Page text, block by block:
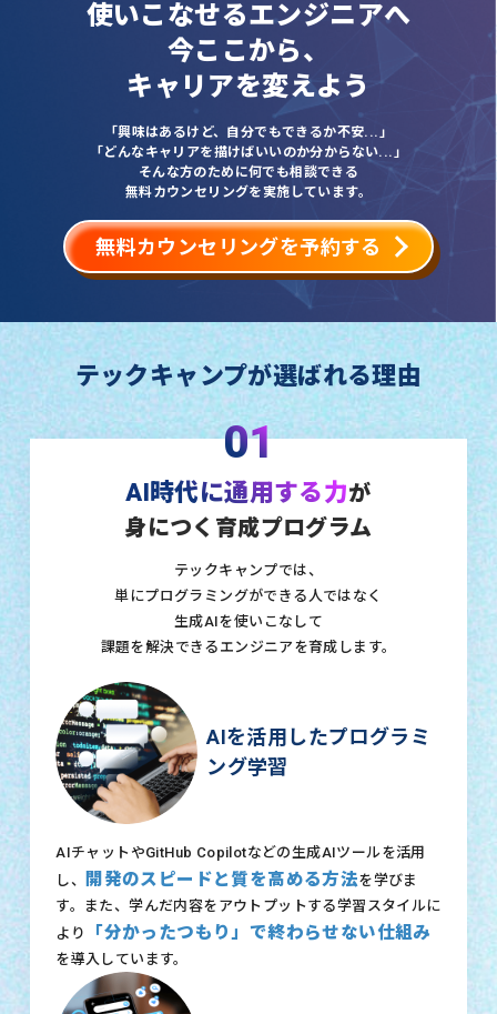
使いこなせるエンジニアへ
今ここから、
キャリアを変えよう
「興味はあるけど、自分でもできるか不安...」
「どんなキャリアを描けばいいのか分からない...」
そんな方のために何でも相談できる
無料カウンセリングを実施しています。
無料カウンセリングを予約する
テックキャンプが選ばれる理由
01
AI時代に通用する力が
身につく育成プログラム
テックキャンプでは、
単にプログラミングができる人ではなく
生成AIを使いこなして
課題を解決できるエンジニアを育成します。
AIを活用したプログラミ
ング学習
AIチャットやGitHub Copilotなどの生成AIツールを活用
し、
開発のスピードと質を高める方法を学びま
す。また、学んだ内容をアウトプットする学習スタイルに
より
「分かったつもり」で終わらせない仕組み
を導入しています。